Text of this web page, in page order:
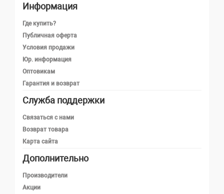
Информация
Где купить?
Публичная оферта
Условия продажи
Юр. информация
Оптовикам
Гарантия и возврат
Служба поддержки
Связаться с нами
Возврат товара
Карта сайта
Дополнительно
Производители
Акции